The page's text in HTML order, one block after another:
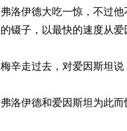
弗洛伊德大吃一惊，不过
的镊子，以最快的速度从
梅辛走过去，对爱因斯坦说
弗洛伊德和爱因斯坦为此而